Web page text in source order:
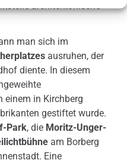
architektonische
man sich im
ausruhen, der
diente. In diesem
einem in Kirchberg
gestiftet wurde.
Park, die Moritz-Unger-
am Borberg
Eine